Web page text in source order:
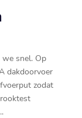
we snel.​ Op
dakdoorvoer
zodat